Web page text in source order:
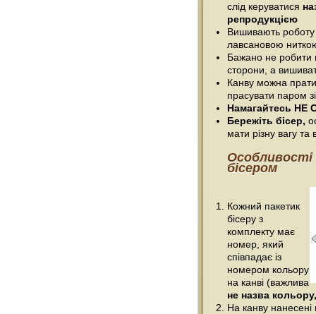
слід керуватися
репродукцією
Вишивають
лавсановою
Бажано не робити
сторони, а
Канву можна
прасувати паром
Намагайтесь НЕ
Бережіть бісер,
мати різну вагу та
бісером
Кожний пакетик
бісеру з
комплекту має
номер, який
співпадає із
номером кольору
на канві (важлива
не назва
На канву нанесені